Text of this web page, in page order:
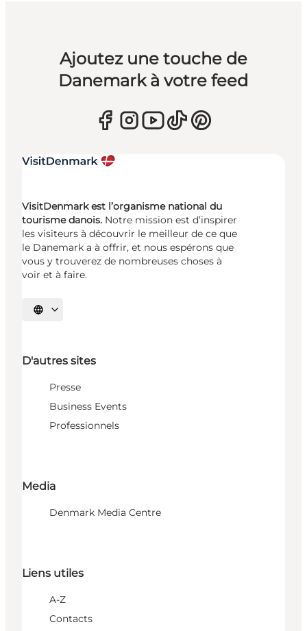
Ajoutez une touche de
Danemark à votre feed
VisitDenmark est l’organisme national du
tourisme danois. Notre mission est d’inspirer
les visiteurs à découvrir le meilleur de ce que
le Danemark a à offrir, et nous espérons que
vous y trouverez de nombreuses choses à
voir et à faire.
Choisissez la langue
D'autres sites
Presse
Business Events
Professionnels
Media
Denmark Media Centre
Liens utiles
A-Z
Contacts